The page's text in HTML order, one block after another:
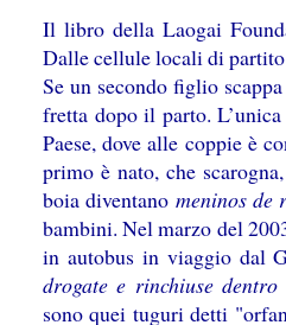
Il libro della Laogai
Dalle cellule locali di
Se un secondo figlio
fretta dopo il parto.
Paese, dove alle coppie è
primo è nato, che
boia diventano meninos de
bambini. Nel marzo del
in autobus in viaggio dal
drogate e rinchiuse
sono quei tuguri detti